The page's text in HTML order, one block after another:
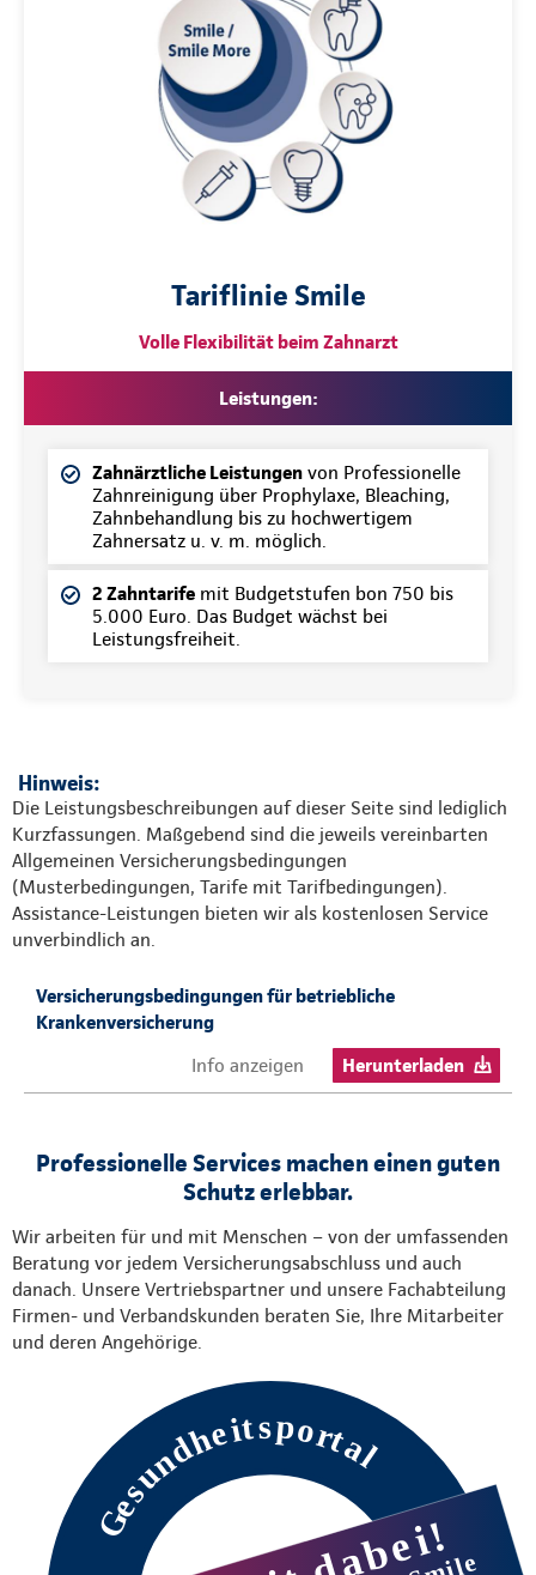
Tariflinie Smile
Volle Flexibilität beim Zahnarzt
Leistungen:
Zahnärztliche Leistungen von Professionelle
Zahnreinigung über Prophylaxe, Bleaching,
Zahnbehandlung bis zu hochwertigem
Zahnersatz u. v. m. möglich.
2 Zahntarife mit Budgetstufen bon 750 bis
5.000 Euro. Das Budget wächst bei
Leistungsfreiheit.
Hinweis:
Die Leistungsbeschreibungen auf dieser Seite sind lediglich
Kurzfassungen. Maßgebend sind die jeweils vereinbarten
Allgemeinen Versicherungsbedingungen
(Musterbedingungen, Tarife mit Tarifbedingungen).
Assistance-Leistungen bieten wir als kostenlosen Service
unverbindlich an.
Versicherungsbedingungen für betriebliche
Krankenversicherung
Info anzeigen
Herunterladen
Professionelle Services machen einen guten
Schutz erlebbar.
Wir arbeiten für und mit Menschen – von der umfassenden
Beratung vor jedem Versicherungsabschluss und auch
danach. Unsere Vertriebspartner und unsere Fachabteilung
Firmen- und Verbandskunden beraten Sie, Ihre Mitarbeiter
und deren Angehörige.